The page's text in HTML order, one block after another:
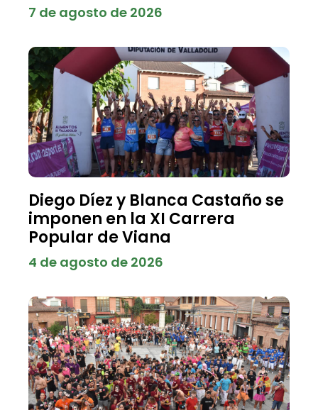
7 de agosto de 2026
Diego Díez y Blanca Castaño se
imponen en la XI Carrera
Popular de Viana
4 de agosto de 2026